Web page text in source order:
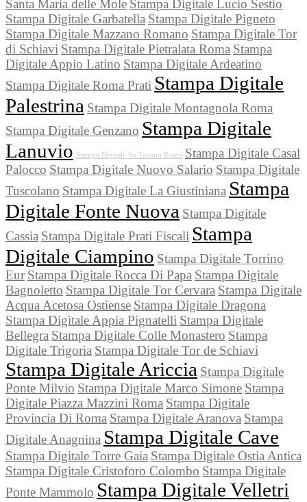
Santa Maria delle Mole Stampa Digitale Lucio Sestio
Stampa Digitale Garbatella Stampa Digitale Pigneto
Stampa Digitale Mazzano Romano Stampa Digitale Tor
di Schiavi Stampa Digitale Pietralata Roma Stampa
Digitale Appio Latino Stampa Digitale Ardeatino
Stampa Digitale Roma Prati Stampa Digitale
Palestrina Stampa Digitale Montagnola Roma
Stampa Digitale Genzano Stampa Digitale
Lanuvio Stampa Digitale Su Tessuto Roma Stampa Digitale Casal
Palocco Stampa Digitale Nuovo Salario Stampa Digitale
Tuscolano Stampa Digitale La Giustiniana Stampa
Digitale Fonte Nuova Stampa Digitale
Cassia Stampa Digitale Prati Fiscali Stampa
Digitale Ciampino Stampa Digitale Torrino
Eur Stampa Digitale Rocca Di Papa Stampa Digitale
Bagnoletto Stampa Digitale Tor Cervara Stampa Digitale
Acqua Acetosa Ostiense Stampa Digitale Dragona
Stampa Digitale Appia Pignatelli Stampa Digitale
Bellegra Stampa Digitale Colle Monastero Stampa
Digitale Trigoria Stampa Digitale Tor de Schiavi
Stampa Digitale Ariccia Stampa Digitale
Ponte Milvio Stampa Digitale Marco Simone Stampa
Digitale Piazza Mazzini Roma Stampa Digitale
Provincia Di Roma Stampa Digitale Aranova Stampa
Digitale Anagnina Stampa Digitale Cave
Stampa Digitale Torre Gaia Stampa Digitale Ostia Antica
Stampa Digitale Cristoforo Colombo Stampa Digitale
Ponte Mammolo Stampa Digitale Velletri